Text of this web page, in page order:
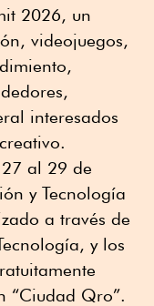
2026, un
videojuegos,
interesados
al 29 de
y Tecnología
a través de
y los
“Ciudad Qro”.